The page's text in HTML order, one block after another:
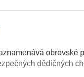
obrovské
dědičných